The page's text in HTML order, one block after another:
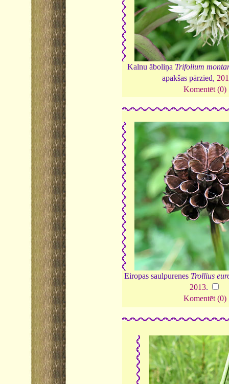
Kalnu āboliņa Trifolium
apakšas pārzied,
Komentēt (0)
Eiropas saulpurenes Trollius
2013.
Komentēt (0)